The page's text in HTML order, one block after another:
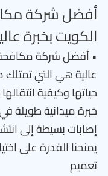
أفضل شركة
الكويت بخبرة
• أفضل شركة
عالية هي التي
حياتها وكيفية
خبرة ميدانية طويلة
إصابات بسيطة إلى
يمنحنا القدرة على
تعميم